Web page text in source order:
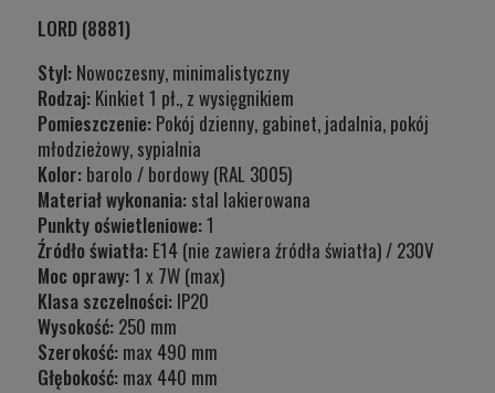
LORD (8881)
Styl: Nowoczesny, minimalistyczny
Rodzaj: Kinkiet 1 pł., z wysięgnikiem
Pomieszczenie: Pokój dzienny, gabinet, jadalnia, pokój
młodzieżowy, sypialnia
Kolor: barolo / bordowy (RAL 3005)
Materiał wykonania: stal lakierowana
Punkty oświetleniowe:1
Źródło światła: E14 (nie zawiera źródła światła) / 230V
Moc oprawy:1 x 7W (max)
Klasa szczelności: IP20
Wysokość: 250 mm
Szerokość: max 490 mm
Głębokość: max 440 mm